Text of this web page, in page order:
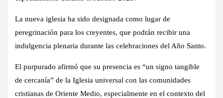
La nueva iglesia ha sido designada como lugar de
peregrinación para los creyentes, que podrán recibir una
indulgencia plenaria durante las celebraciones del Año Santo.
El purpurado afirmó que su presencia es “un signo tangible
de cercanía” de la Iglesia universal con las comunidades
cristianas de Oriente Medio, especialmente en el contexto del